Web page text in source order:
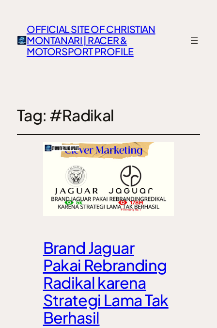
OFFICIAL SITE OF CHRISTIAN
MONTANARI | RACER &
MOTORSPORT PROFILE
Tag: #Radikal
Brand Jaguar
Pakai Rebranding
Radikal karena
Strategi Lama Tak
Berhasil